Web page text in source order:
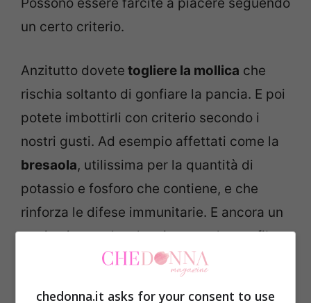
Possono essere farcite a piacere seguendo
un certo criterio.
Anzitutto dovete togliere la mollica che
rischia soltanto di gonfiare la pancia. E poi
potete imbottirli con criterio secondo i
nostri gusti. Ad esempio affettati come la
bresaola, utilissima per la quantità di
potassio e fosforo che contiene, e che
rinforza le difese immunitarie. E ancora un
panino integrale, che aiuta con le sue fibre,
riempito con circa150 grammi di verdure
chedonna.it asks for your consent to use